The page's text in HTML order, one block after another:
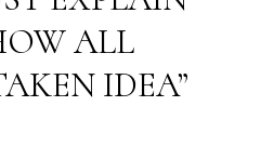
ALL
IDEA”